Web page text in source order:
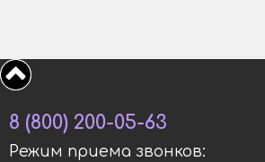
8 (800) 200-05-63
Режим приема звонков: